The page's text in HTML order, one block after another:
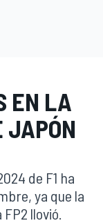
EN LA
JAPÓN
de F1 ha
ya que la
llovió.